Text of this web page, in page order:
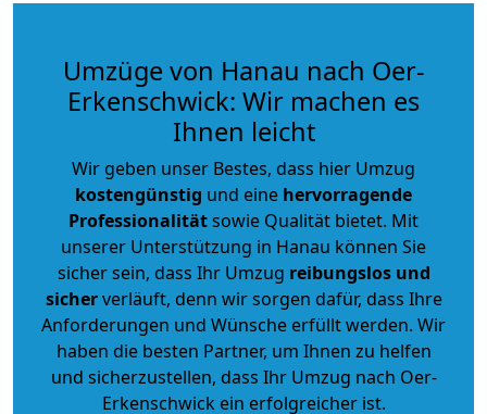
Umzüge von Hanau nach Oer-
Erkenschwick: Wir machen es
Ihnen leicht
Wir geben unser Bestes, dass hier Umzug
kostengünstig und eine hervorragende
Professionalitätsowie Qualität bietet. Mit
unserer Unterstützung in Hanau können Sie
sicher sein, dass Ihr Umzug reibungslos und
sicherverläuft, denn wir sorgen dafür, dass Ihre
Anforderungen und Wünsche erfüllt werden. Wir
haben die besten Partner, um Ihnen zu helfen
und sicherzustellen, dass Ihr Umzug nach Oer-
Erkenschwick ein erfolgreicher ist.